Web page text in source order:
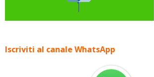
Iscriviti al canale WhatsApp